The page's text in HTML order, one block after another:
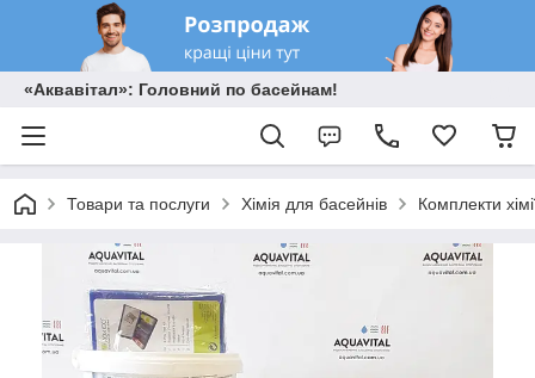
«Аквавітал»: Головний по басейнам!
Товари та послуги Хімія для басейнів Комплекти